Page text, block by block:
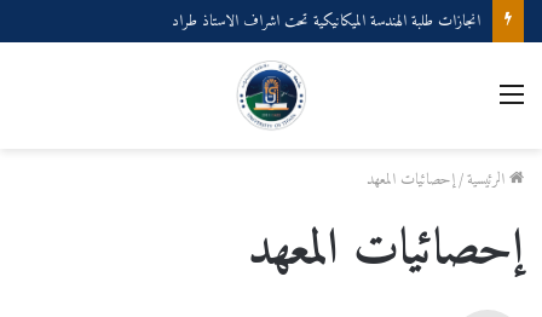
مناقشات مشاريع نهاية طور اليسانس GM GP
القائمة
الرئيسية/إحصائيات المعهد
إحصائيات المعهد